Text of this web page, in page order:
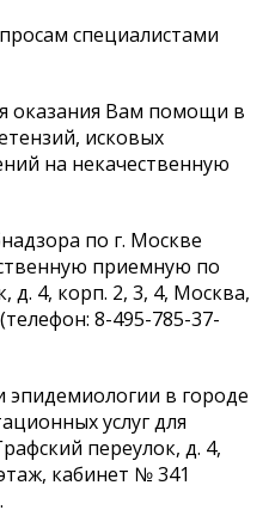
специалистами
оказания Вам помощи в
исковых
на некачественную
по г. Москве
приемную по
д. 4, корп. 2, 3, 4, Москва,
8-495-785-37-
в городе
услуг для
переулок, д. 4,
кабинет № 341